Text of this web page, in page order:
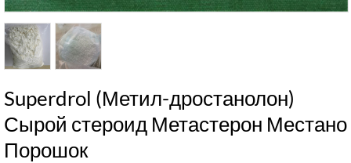
Superdrol (Метил-дростанолон)
Сырой стероид Метастерон Местано
Порошок